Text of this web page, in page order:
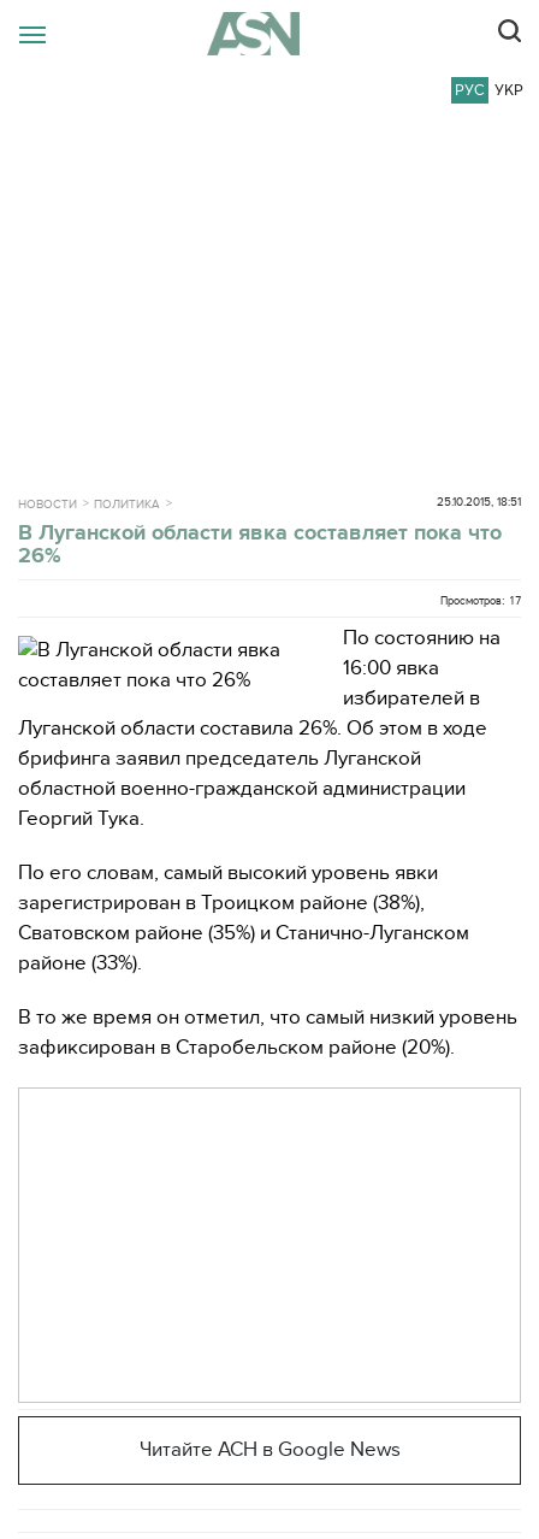
РУС УКР
НОВОСТИ ПОЛИТИКА 25.10.2015, 18:51
В Луганской области явка составляет пока что
26%
Просмотров: 17
По состоянию на
16:00 явка
избирателей в
Луганской области составила 26%. Об этом в ходе
брифинга заявил председатель Луганской
областной военно-гражданской администрации
Георгий Тука.
По его словам, самый высокий уровень явки
зарегистрирован в Троицком районе (38%),
Сватовском районе (35%) и Станично-Луганском
районе (33%).
В то же время он отметил, что самый низкий уровень
зафиксирован в Старобельском районе (20%).
Читайте АСН в Google News